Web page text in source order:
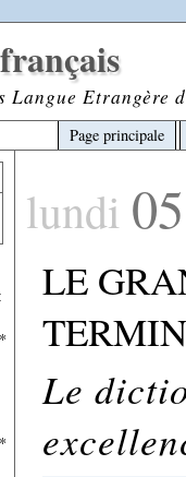
Etrangère
Page principale
lundi 05
LE
Le